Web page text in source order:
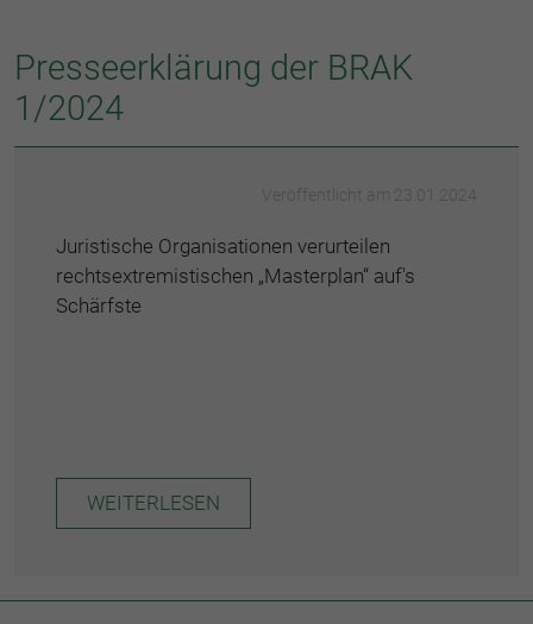
Presseerklärung der BRAK
1/2024
Veröffentlicht am 23.01.2024
Juristische Organisationen verurteilen
rechtsextremistischen „Masterplan“ auf's
Schärfste
WEITERLESEN